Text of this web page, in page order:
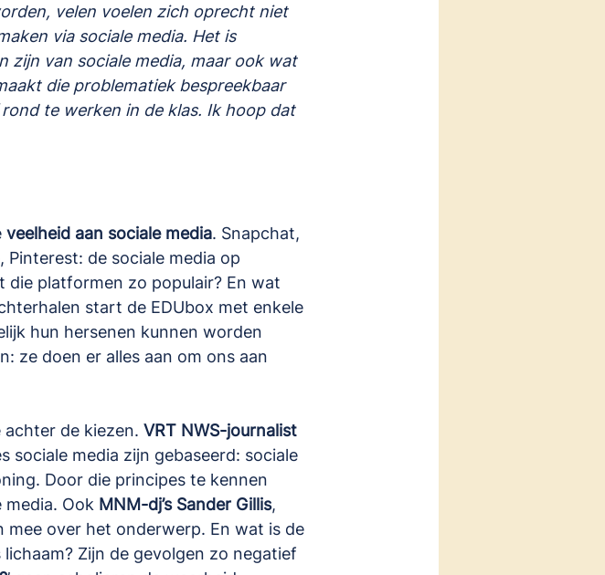
velen voelen zich oprecht niet
via sociale media. Het is
zijn van sociale media, maar ook wat
die problematiek bespreekbaar
te werken in de klas. Ik hoop dat
veelheid aan sociale media. Snapchat,
de sociale media op
die platformen zo populair? En wat
start de EDUbox met enkele
hun hersenen kunnen worden
ze doen er alles aan om ons aan
de kiezen. VRT NWS-journalist
media zijn gebaseerd: sociale
Door die principes te kennen
Ook MNM-dj’s Sander Gillis,
mee over het onderwerp. En wat is de
Zijn de gevolgen zo negatief